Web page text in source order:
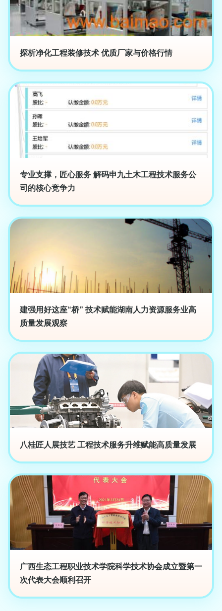
探析净化工程装修技术 优质厂家与价格行情
专业支撑，匠心服务 解码申九土木工程技术服务公
司的核心竞争力
建强用好这座“桥” 技术赋能湖南人力资源服务业高
质量发展观察
八桂匠人展技艺 工程技术服务升维赋能高质量发展
广西生态工程职业技术学院科学技术协会成立暨第一
次代表大会顺利召开